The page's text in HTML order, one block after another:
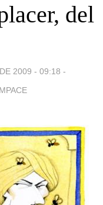
del
2009 - 09:18 -